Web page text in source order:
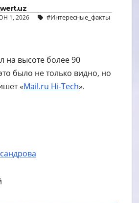
1, 2026 #Интересные_факты
на высоте более 90
было не только видно, но
«Mail.ru Hi-Tech».